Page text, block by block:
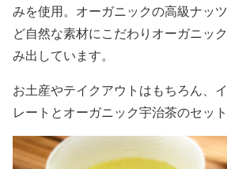
みを使用。オーガニックの高級ナッ
ど自然な素材にこだわりオーガニッ
み出しています。
お土産やテイクアウトはもちろん、
レートとオーガニック宇治茶のセッ